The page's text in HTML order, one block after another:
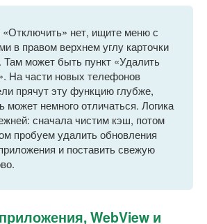
«Отключить» нет, ищите меню с
в правом верхнем углу карточки
Там может быть пункт «Удалить
На части новых телефонов
прячут эту функцию глубже,
может немного отличаться. Логика
сначала чистим кэш, потом
пробуем удалить обновления
и поставить свежую
WebView и